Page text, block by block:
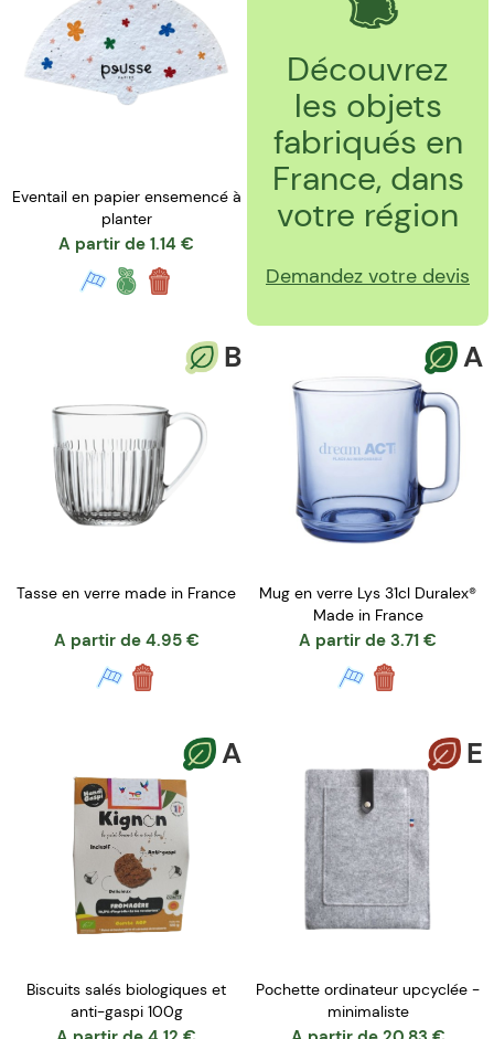
Eventail en papier ensemencé à
planter
A partir de 1.14 €
Découvrez
les objets
fabriqués en
France, dans
votre région
Demandez votre devis
B
Tasse en verre made in France
A partir de 4.95 €
A
Mug en verre Lys 31cl Duralex®
Made in France
A partir de 3.71 €
A
Biscuits salés biologiques et
anti-gaspi 100g
E
Pochette ordinateur upcyclée -
minimaliste